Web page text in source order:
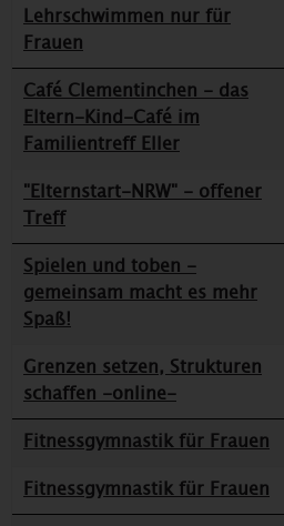
Lehrschwimmen nur für
Frauen
Café Clementinchen - das
Eltern-Kind-Café im
Familientreff Eller
"Elternstart-NRW" - offener
Treff
Spielen und toben -
gemeinsam macht es mehr
Spaß!
Grenzen setzen, Strukturen
schaffen -online-
Fitnessgymnastik für Frauen
Fitnessgymnastik für Frauen